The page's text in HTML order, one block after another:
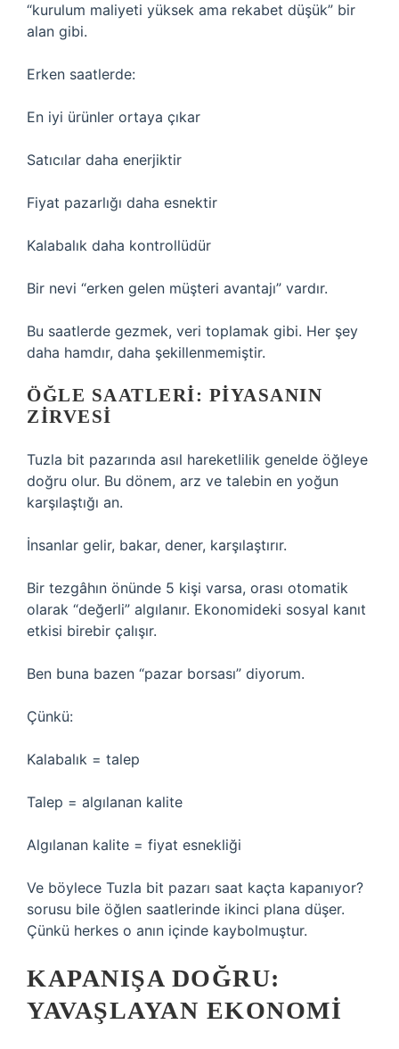
“kurulum maliyeti yüksek ama rekabet düşük” bir
alan gibi.
Erken saatlerde:
En iyi ürünler ortaya çıkar
Satıcılar daha enerjiktir
Fiyat pazarlığı daha esnektir
Kalabalık daha kontrollüdür
Bir nevi “erken gelen müşteri avantajı” vardır.
Bu saatlerde gezmek, veri toplamak gibi. Her şey
daha hamdır, daha şekillenmemiştir.
ÖĞLE SAATLERI: PIYASANIN
ZIRVESI
Tuzla bit pazarında asıl hareketlilik genelde öğleye
doğru olur. Bu dönem, arz ve talebin en yoğun
karşılaştığı an.
İnsanlar gelir, bakar, dener, karşılaştırır.
Bir tezgâhın önünde 5 kişi varsa, orası otomatik
olarak “değerli” algılanır. Ekonomideki sosyal kanıt
etkisi birebir çalışır.
Ben buna bazen “pazar borsası” diyorum.
Çünkü:
Kalabalık = talep
Talep = algılanan kalite
Algılanan kalite = fiyat esnekliği
Ve böylece Tuzla bit pazarı saat kaçta kapanıyor?
sorusu bile öğlen saatlerinde ikinci plana düşer.
Çünkü herkes o anın içinde kaybolmuştur.
KAPANIŞA DOĞRU:
YAVAŞLAYAN EKONOMI